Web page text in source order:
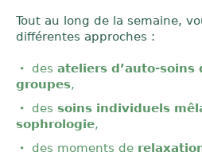
Tout au long de la semaine,
différentes approches :
desateliers d’auto-
groupes,
dessoins individuels
sophrologie,
des moments de